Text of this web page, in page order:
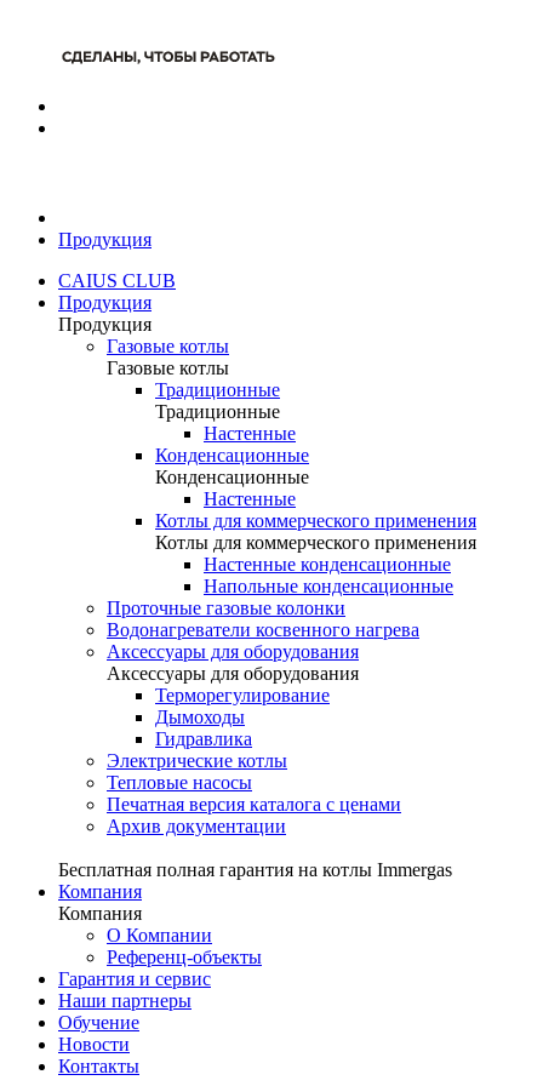
Продукция
CAIUS CLUB
Продукция
Продукция
Газовые котлы
Газовые котлы
Традиционные
Традиционные
Настенные
Конденсационные
Конденсационные
Настенные
Котлы для коммерческого применения
Котлы для коммерческого применения
Настенные конденсационные
Напольные конденсационные
Проточные газовые колонки
Водонагреватели косвенного нагрева
Аксессуары для оборудования
Аксессуары для оборудования
Терморегулирование
Дымоходы
Гидравлика
Электрические котлы
Тепловые насосы
Печатная версия каталога с ценами
Архив документации
Бесплатная полная гарантия на котлы Immergas
Компания
Компания
О Компании
Референц-объекты
Гарантия и сервис
Наши партнеры
Обучение
Новости
Контакты